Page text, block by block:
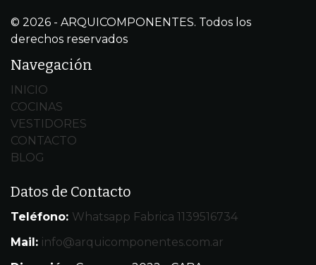
© 2026 - ARQUICOMPONENTES. Todos los
derechos reservados
Navegación
INICIO
COCINAS
VESTIDORES
CONTACTO
BLOG
Datos de Contacto
Teléfono: Whatsapp Fabrica 1139516734
Mail: info@arquicomponentes.com.ar